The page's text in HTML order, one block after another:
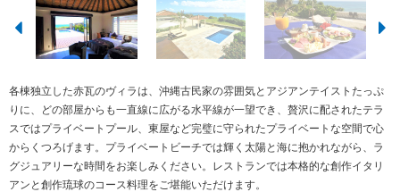
各棟独立した赤瓦のヴィラは、沖縄古民家の雰囲気とアジアンテイストたっぷ
りに、どの部屋からも一直線に広がる水平線が一望でき、贅沢に配されたテラ
スではプライベートプール、東屋など完璧に守られたプライベートな空間で心
からくつろげます。プライベートビーチでは輝く太陽と海に抱かれながら、ラ
グジュアリーな時間をお楽しみください。レストランでは本格的な創作イタリ
アンと創作琉球のコース料理をご堪能いただけます。